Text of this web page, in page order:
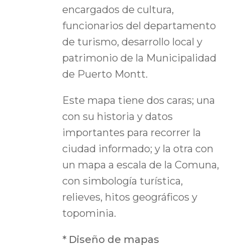
encargados de cultura,
funcionarios del departamento
de turismo, desarrollo local y
patrimonio de la Municipalidad
de Puerto Montt.
Este mapa tiene dos caras; una
con su historia y datos
importantes para recorrer la
ciudad informado; yla otra con
un mapa a escala de la Comuna,
con simbología turística,
relieves, hitos geográficos y
topominia.
* Diseño de mapas